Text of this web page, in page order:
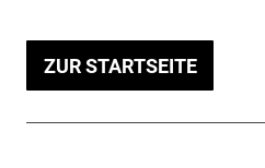
ZUR STARTSEITE